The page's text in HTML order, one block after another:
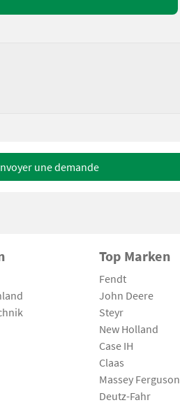
une demande
Top Marken
Fendt
John Deere
Steyr
New Holland
Case IH
Claas
Massey Ferguson
Deutz-Fahr